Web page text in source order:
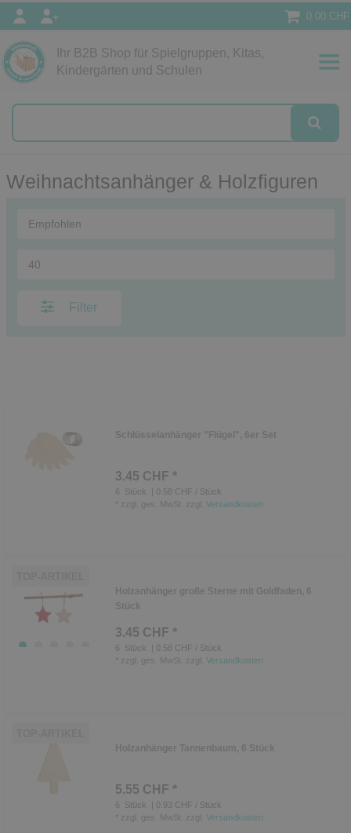
0.00 CHF
Ihr B2B Shop für Spielgruppen, Kitas,
Kindergärten und Schulen
Papeterie
Weihnachtsanhänger & Holzfiguren
Filter
Schlüsselanhänger "Flügel", 6er Set
3.45 CHF *
6 Stück
| 0.58 CHF / Stück
zzgl. ges. MwSt. zzgl. Versandkosten
Holzanhänger große Sterne mit Goldfaden, 6
Stück
3.45 CHF *
6 Stück
| 0.58 CHF / Stück
zzgl. ges. MwSt. zzgl. Versandkosten
Holzanhänger Tannenbaum, 6 Stück
5.55 CHF *
6 Stück
| 0.93 CHF / Stück
zzgl. ges. MwSt. zzgl. Versandkosten